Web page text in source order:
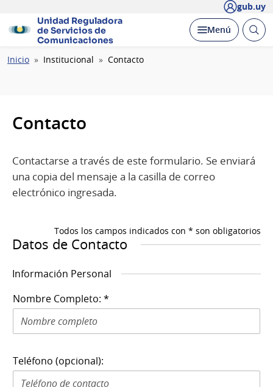
gub.uy
Unidad Reguladora
de Servicios de
Comunicaciones
Desplegar
Menú Abrir
Ruta
Inicio Institucional Contacto
Contacto
Contactarse a través de este formulario. Se enviará
una copia del mensaje a la casilla de correo
electrónico ingresada.
Todos los campos indicados con * son obligatorios
Datos de Contacto
Información Personal
Nombre Completo: *
Teléfono (opcional):